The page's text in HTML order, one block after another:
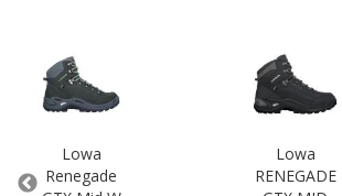
Lowa
Renegade
Lowa
RENEGADE